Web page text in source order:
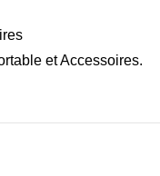
et Accessoires.